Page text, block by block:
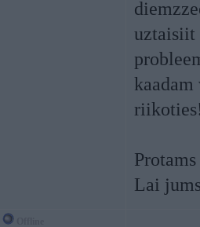
uztaisiit
Lai